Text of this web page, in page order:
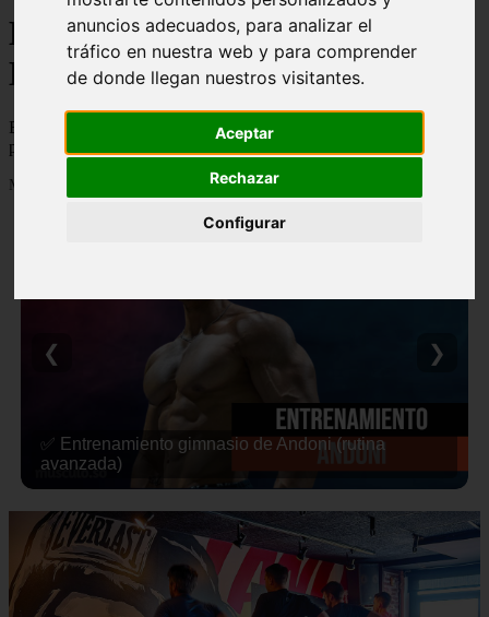
anuncios adecuados, para analizar el
tráfico en nuestra web y para comprender
de donde llegan nuestros visitantes.
Aceptar
Rechazar
Configurar
Blog de Nutricion,
Entrenamiento y Fitness
Blog de Nutricion, Entrenamiento y Fitness, con trucos, guias,
productos...
Mostrando 1 - 24 de 312 artículos
✅ Entrenamiento gimnasio de Andoni (rutina
avanzada)
❮ ❯